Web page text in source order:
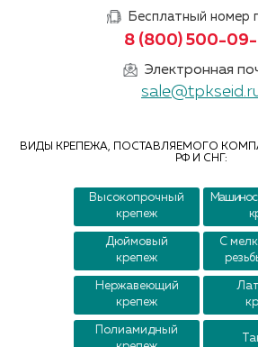
Бесплатный номер
8 (800) 500-
Электронная
ВИДЫ КРЕПЕЖА, ПОСТАВЛЯЕМОГО
РФ И СНГ:
Высокопрочный
крепеж
Дюймовый
крепеж
С
Нержавеющий
крепеж
Полиамидный
Информация